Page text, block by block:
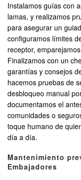
Instalamos guías con
lamas, y realizamos
para asegurar un
configuramos límites
receptor,
Finalizamos con un
garantías y consejos
hacemos pruebas de
desbloqueo manual
documentamos el
comunidades o
toque humano de
día a día.
Mantenimiento
Embajadores